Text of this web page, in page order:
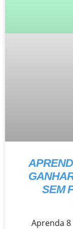
SEM
Aprenda